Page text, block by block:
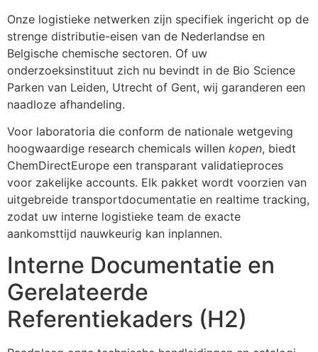
Onze logistieke netwerken zijn specifiek ingericht op de
strenge distributie-eisen van de Nederlandse en
Belgische chemische sectoren. Of uw
onderzoeksinstituut zich nu bevindt in de Bio Science
Parken van Leiden, Utrecht of Gent, wij garanderen een
naadloze afhandeling.
Voor laboratoria die conform de nationale wetgeving
hoogwaardige research chemicals willen kopen, biedt
ChemDirectEurope een transparant validatieproces
voor zakelijke accounts. Elk pakket wordt voorzien van
uitgebreide transportdocumentatie en realtime tracking,
zodat uw interne logistieke team de exacte
aankomsttijd nauwkeurig kan inplannen.
Interne Documentatie en
Gerelateerde
Referentiekaders (H2)